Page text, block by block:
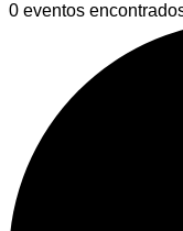
0 eventos